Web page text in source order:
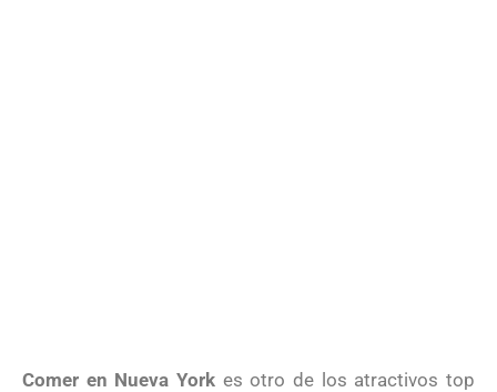
Comer en Nueva York es otro de los atractivos top